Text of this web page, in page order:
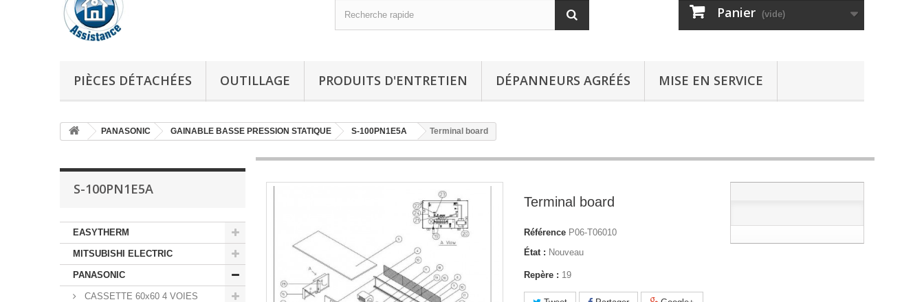
Panier (vide)
PIÈCES DÉTACHÉES OUTILLAGE PRODUITS D'ENTRETIEN DÉPANNEURS AGRÉÉS MISE EN SERVICE
PANASONIC GAINABLE BASSE PRESSION STATIQUE S-100PN1E5A Terminal board
S-100PN1E5A
EASYTHERM
MITSUBISHI ELECTRIC
PANASONIC
CASSETTE 60x60 4 VOIES
Terminal board
Référence P06-T06010
État : Nouveau
Repère : 19